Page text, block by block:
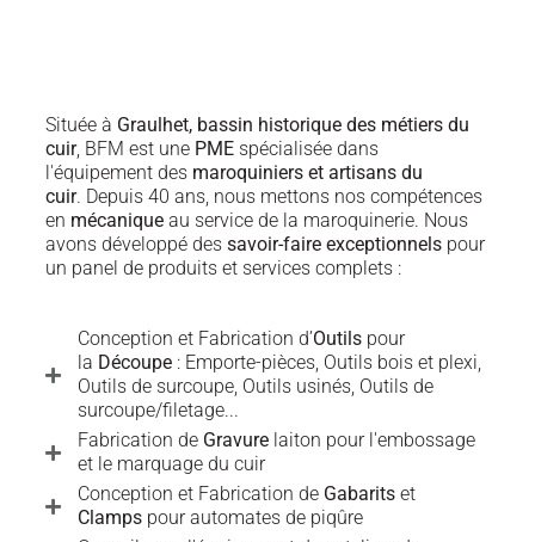
Située à Graulhet, bassin historique des métiers du
cuir, BFM est une PME spécialisée dans
l'équipement des maroquiniers et artisans du
cuir. Depuis 40 ans, nous mettons nos compétences
en mécanique au service de la maroquinerie. Nous
avons développé dessavoir-faire exceptionnels pour
un panel de produits et services complets :
Conception et Fabrication d’Outils pour
la Découpe : Emporte-pièces, Outils bois et plexi,
Outils de surcoupe, Outils usinés, Outils de
surcoupe/filetage...
Fabrication de Gravure laiton pour l'embossage
et le marquage du cuir
Conception et Fabrication de Gabaritset
Clamps pour automates de piqûre